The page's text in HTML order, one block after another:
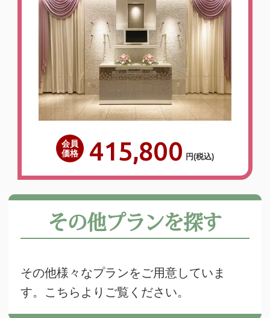
会員
価格
415,800 円(税込)
その他プランを探す
その他様々なプランをご用意していま
す。こちらよりご覧ください。